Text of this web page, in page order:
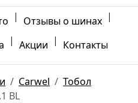
| Отзывы о шинах |
| Акции | Контакты
Carwel
Тобол
BL